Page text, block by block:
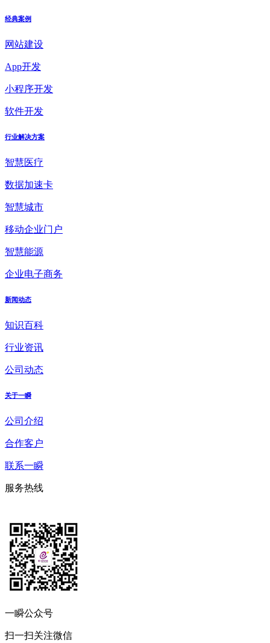
经典案例
网站建设
App开发
小程序开发
软件开发
行业解决方案
智慧医疗
数据加速卡
智慧城市
移动企业门户
智慧能源
企业电子商务
新闻动态
知识百科
行业资讯
公司动态
关于一瞬
公司介绍
合作客户
联系一瞬
服务热线
一瞬公众号
扫一扫关注微信